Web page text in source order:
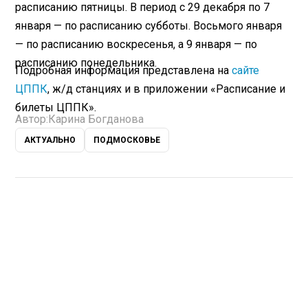
расписанию пятницы. В период с 29 декабря по 7
января — по расписанию субботы. Восьмого января
— по расписанию воскресенья, а 9 января — по
расписанию понедельника.
Подробная информация представлена насайте
ЦППК, ж/д станциях и в приложении «Расписание и
билеты ЦППК».
Автор:Карина Богданова
АКТУАЛЬНО ПОДМОСКОВЬЕ